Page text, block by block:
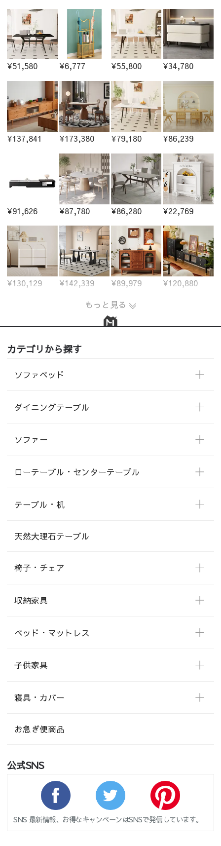
¥51,580 ¥6,777 ¥55,800 ¥34,780
¥137,841 ¥173,380 ¥79,180 ¥86,239
¥91,626 ¥87,780 ¥86,280 ¥22,769
¥130,129 ¥142,339 ¥89,979
¥120,880
もっと見る
カテゴリから探す
ソファベッド
ダイニングテーブル
ソファー
ローテーブル・センターテーブル
テーブル・机
天然大理石テーブル
椅子・チェア
収納家具
ベッド・マットレス
子供家具
寝具・カバー
お急ぎ便商品
公式SNS
SNS 最新情報、お得なキャンペーンはSNSで発信しています。